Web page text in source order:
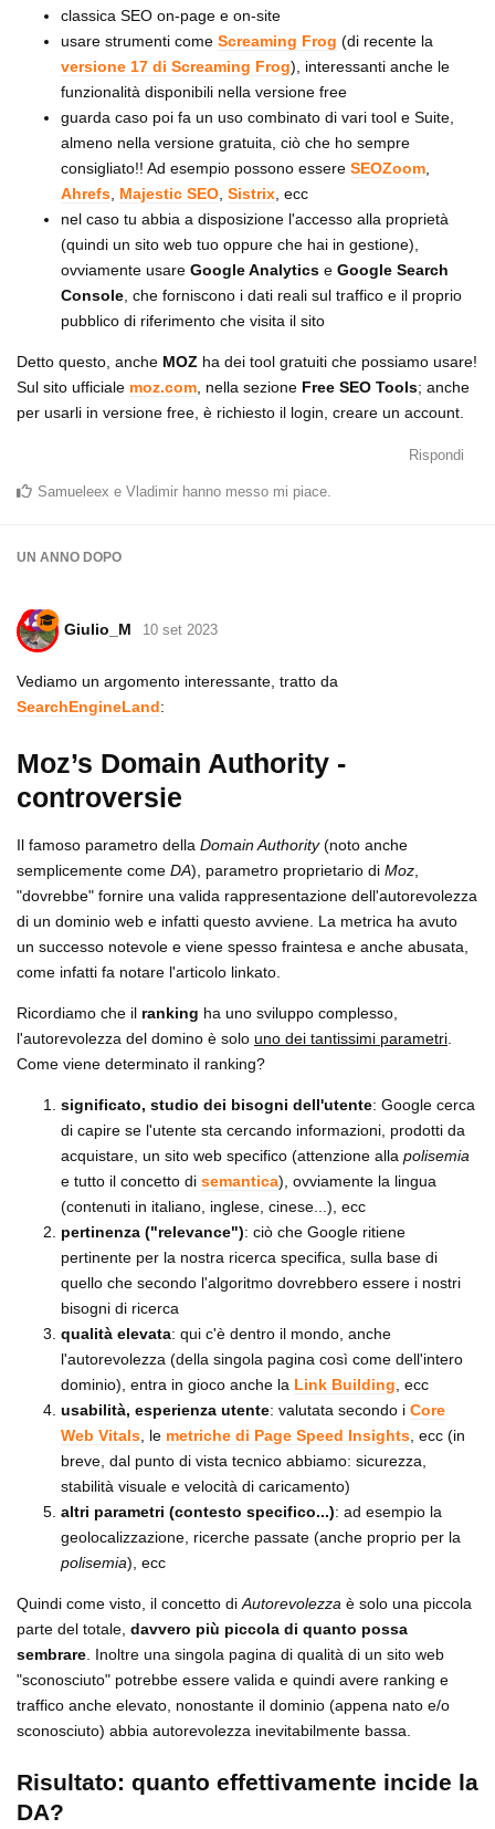
classica SEO on-page e on-site
usare strumenti come Screaming Frog (di recente la
versione 17 di Screaming Frog), interessanti anche le
funzionalità disponibili nella versione free
guarda caso poi fa un uso combinato di vari tool e Suite,
almeno nella versione gratuita, ciò che ho sempre
consigliato!! Ad esempio possono essere SEOZoom
Ahrefs Majestic SEO Sistrix , ecc
nel caso tu abbia a disposizione l'accesso alla proprietà
(quindi un sito web tuo oppure che hai in gestione),
ovviamente usare Google Analytics e Google Search
Console , che forniscono i dati reali sul traffico e il proprio
pubblico di riferimento che visita il sito
Detto questo, anche MOZ ha dei tool gratuiti che possiamo usare!
Sul sito ufficiale moz.com , nella sezione Free SEO Tools; anche
per usarli in versione free, è richiesto il login, creare un account.
Rispondi
Samueleex e Vladimir hanno messo mi piace
UN ANNO DOPO
Giulio_M 10 set 2023
Vediamo un argomento interessante, tratto da
SearchEngineLand:
Moz’s Domain Authority -
controversie
Il famoso parametro della Domain Authority(noto anche
semplicemente come DA), parametro proprietario di Moz,
"dovrebbe" fornire una valida rappresentazione dell'autorevolezza
di un dominio web e infatti questo avviene. La metrica ha avuto
un successo notevole e viene spesso fraintesa e anche abusata,
come infatti fa notare l'articolo linkato.
Ricordiamo che il ranking ha uno sviluppo complesso,
l'autorevolezza del domino è solo uno dei tantissimi parametri.
Come viene determinato il ranking?
significato, studio dei bisogni dell'utente: Google cerca
di capire se l'utente sta cercando informazioni, prodotti da
acquistare, un sito web specifico (attenzione alla polisemia
e tutto il concetto di semantica), ovviamente la lingua
(contenuti in italiano, inglese, cinese...), ecc
pertinenza ("relevance"): ciò che Google ritiene
pertinente per la nostra ricerca specifica, sulla base di
quello che secondo l'algoritmo dovrebbero essere i nostri
bisogni di ricerca
qualità elevata: qui c'è dentro il mondo, anche
l'autorevolezza (della singola pagina così come dell'intero
dominio), entra in gioco anche la Link Building, ecc
usabilità, esperienza utente: valutata secondo i Core
Web Vitals, le metriche di Page Speed Insights, ecc (in
breve, dal punto di vista tecnico abbiamo: sicurezza,
stabilità visuale e velocità di caricamento)
altri parametri (contesto specifico...): ad esempio la
geolocalizzazione, ricerche passate (anche proprio per la
polisemia), ecc
Quindi come visto, il concetto diAutorevolezza è solo una piccola
parte del totale, davvero più piccola di quanto possa
sembrare. Inoltre una singola pagina di qualità di un sito web
"sconosciuto" potrebbe essere valida e quindi avere ranking e
traffico anche elevato, nonostante il dominio (appena nato e/o
sconosciuto) abbia autorevolezza inevitabilmente bassa.
Risultato: quanto effettivamente incide la
DA?